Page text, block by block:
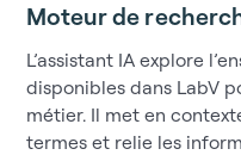
Moteur de
L’assistant IA explore
disponibles dans LabV
métier. Il met en
termes et relie les